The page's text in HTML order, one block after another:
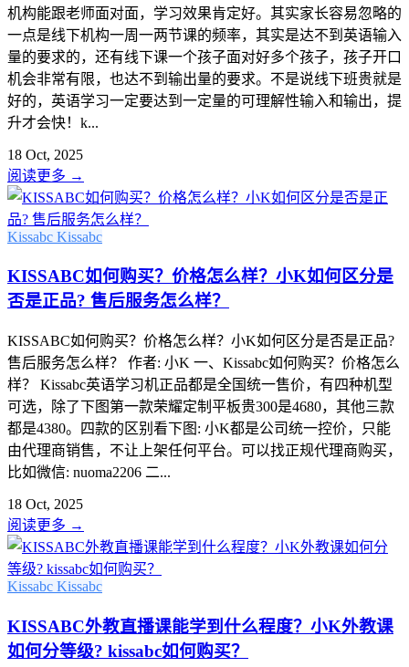
机构能跟老师面对面，学习效果肯定好。其实家长容易忽略的
一点是线下机构一周一两节课的频率，其实是达不到英语输入
量的要求的，还有线下课一个孩子面对好多个孩子，孩子开口
机会非常有限，也达不到输出量的要求。不是说线下班贵就是
好的，英语学习一定要达到一定量的可理解性输入和输出，提
升才会快！k...
18 Oct, 2025
阅读更多 →
Kissabc Kissabc
KISSABC如何购买？价格怎么样？小K如何区分是
否是正品? 售后服务怎么样？
KISSABC如何购买？价格怎么样？小K如何区分是否是正品?
售后服务怎么样？ 作者: 小K 一、Kissabc如何购买？价格怎么
样？ Kissabc英语学习机正品都是全国统一售价，有四种机型
可选，除了下图第一款荣耀定制平板贵300是4680，其他三款
都是4380。四款的区别看下图: 小K都是公司统一控价，只能
由代理商销售，不让上架任何平台。可以找正规代理商购买，
比如微信: nuoma2206 二...
18 Oct, 2025
阅读更多 →
Kissabc Kissabc
KISSABC外教直播课能学到什么程度？小K外教课
如何分等级? kissabc如何购买？